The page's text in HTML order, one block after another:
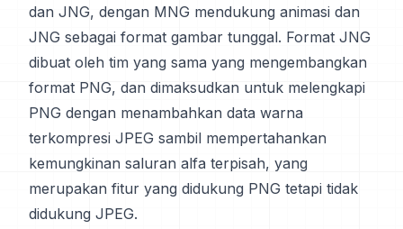
dan JNG, dengan MNG mendukung animasi dan
JNG sebagai format gambar tunggal. Format JNG
dibuat oleh tim yang sama yang mengembangkan
format PNG, dan dimaksudkan untuk melengkapi
PNG dengan menambahkan data warna
terkompresi JPEG sambil mempertahankan
kemungkinan saluran alfa terpisah, yang
merupakan fitur yang didukung PNG tetapi tidak
didukung JPEG.